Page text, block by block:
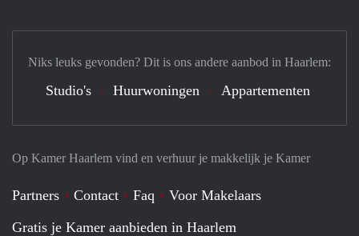
Op Kamer Haarlem vind en verhuur je makkelijk je Kamer
Partners Contact Faq
Voor Makelaars
Gratis je Kamer aanbieden in Haarlem
Niks leuks gevonden? Dit is ons andere aanbod in Haarlem:
Studio's Huurwoningen Appartementen